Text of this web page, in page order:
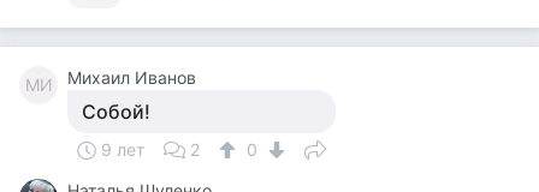
МИ Михаил Иванов
Собой!
9 лет 2
0